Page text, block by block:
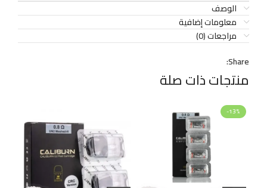
الوصف
معلومات إضافية
مراجعات (0)
Share:
منتجات ذات صلة
-13%